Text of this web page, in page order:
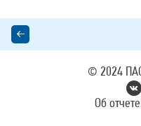
© 2024
Об отчете